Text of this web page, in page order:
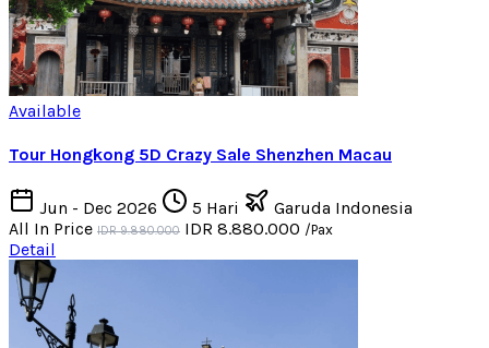
Available
Tour Hongkong 5D Crazy Sale Shenzhen Macau
Jun - Dec 2026 5 Hari
Garuda Indonesia
All In Price IDR 9.880.000 IDR 8.880.000 /Pax
Detail